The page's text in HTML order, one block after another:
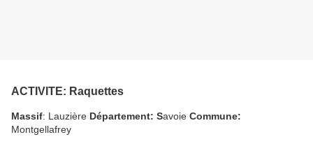
ACTIVITE: Raquettes
Massif: Lauzière Département: Savoie Commune:
Montgellafrey